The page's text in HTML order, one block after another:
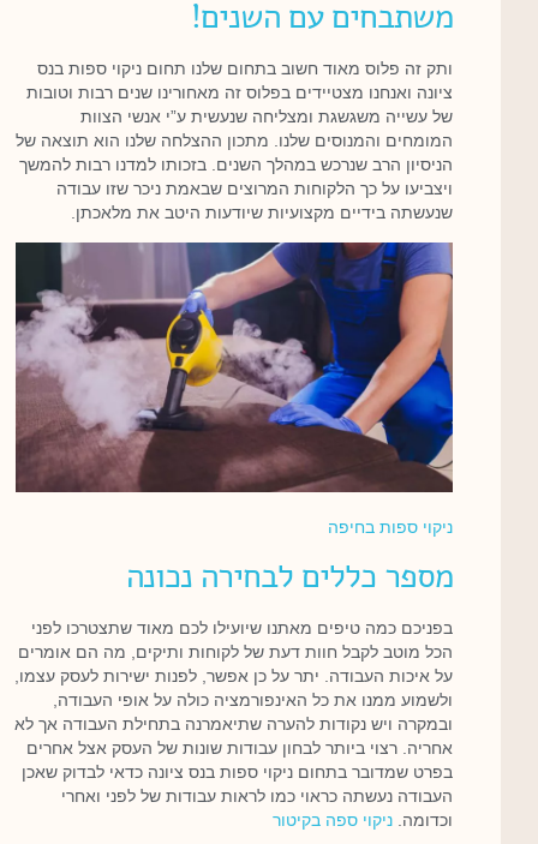
משתבחים עם השנים!
ותק זה פלוס מאוד חשוב בתחום שלנו תחום ניקוי ספות בנס
ציונה ואנחנו מצטיידים בפלוס זה מאחורינו שנים רבות וטובות
של עשייה משגשגת ומצליחה שנעשית ע”י אנשי הצוות
המומחים והמנוסים שלנו. מתכון ההצלחה שלנו הוא תוצאה של
הניסיון הרב שנרכש במהלך השנים. בזכותו למדנו רבות להמשך
ויצביעו על כך הלקוחות המרוצים שבאמת ניכר שזו עבודה
שנעשתה בידיים מקצועיות שיודעות היטב את מלאכתן.
ניקוי ספות בחיפה
מספר כללים לבחירה נכונה
בפניכם כמה טיפים מאתנו שיועילו לכם מאוד שתצטרכו לפני
הכל מוטב לקבל חוות דעת של לקוחות ותיקים, מה הם אומרים
על איכות העבודה. יתר על כן אפשר, לפנות ישירות לעסק עצמו,
ולשמוע ממנו את כל האינפורמציה כולה על אופי העבודה,
ובמקרה ויש נקודות להערה שתיאמרנה בתחילת העבודה אך לא
אחריה. רצוי ביותר לבחון עבודות שונות של העסק אצל אחרים
בפרט שמדובר בתחום ניקוי ספות בנס ציונה כדאי לבדוק שאכן
העבודה נעשתה כראוי כמו לראות עבודות של לפני ואחרי
וכדומה. ניקוי ספה בקיטור